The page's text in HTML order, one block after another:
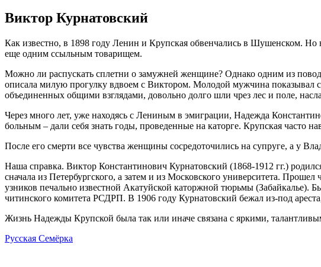
Виктор Курнатовский
Как известно, в 1898 году Ленин и Крупская обвенчались в Шушенском.
еще одним ссыльным товарищем.
Можно ли распускать сплетни о замужней женщине? Однако одним из
описала милую прогулку вдвоем с Виктором. Молодой мужчина показывал
объединенных общими взглядами, довольно долго шли чрез лес и поле,
Через много лет, уже находясь с Лениным в эмиграции, Надежда
больным – дали себя знать годы, проведенные на каторге. Крупская часто
После его смерти все чувства женщины сосредоточились на супруге, а у
Наша справка. Виктор Константинович Курнатовский (1868-1912 гг.)
сначала из Петербургского, а затем и из Московского университета.
узников печально известной Акатуйской каторжной тюрьмы (Забайкалье).
читинского комитета РСДРП. В 1906 году Курнатовский бежал из-под
Жизнь Надежды Крупской была так или иначе связана с яркими,
Русская Семёрка